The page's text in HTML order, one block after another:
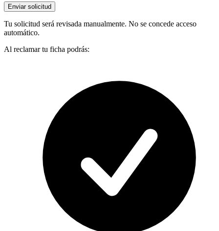
Enviar solicitud
Tu solicitud será revisada manualmente. No se concede acceso
automático.
Al reclamar tu ficha podrás: